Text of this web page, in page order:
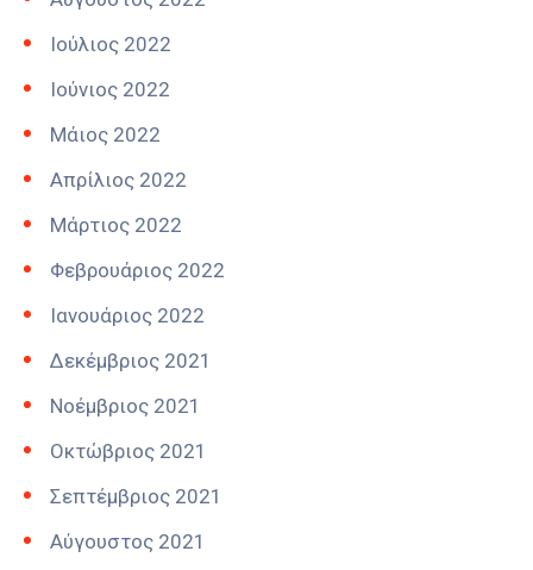
Ιούλιος 2022
Ιούνιος 2022
Μάιος 2022
Απρίλιος 2022
Μάρτιος 2022
Φεβρουάριος 2022
Ιανουάριος 2022
Δεκέμβριος 2021
Νοέμβριος 2021
Οκτώβριος 2021
Σεπτέμβριος 2021
Αύγουστος 2021